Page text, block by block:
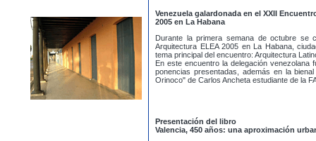
Venezuela galardonada en el XXII
2005 en La Habana
Durante la primera semana de octubre se
Arquitectura ELEA 2005 en La Habana,
tema principal del encuentro: Arquitectura
En este encuentro la delegación
ponencias presentadas, además en la
Orinoco" de Carlos Ancheta estudiante de la
Presentación del libro
Valencia, 450 años: una aproximación